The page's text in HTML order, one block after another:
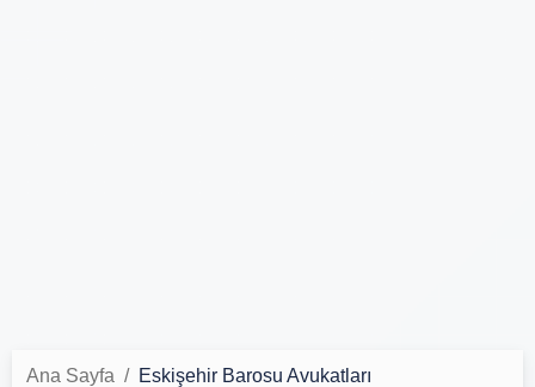
Ana Sayfa Eskişehir Barosu Avukatları